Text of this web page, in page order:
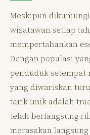
Meskipun
wisatawan setiap
mempertahankan
Dengan populasi
penduduk setempat
yang diwariskan
tarik unik adalah
telah berlangsung
merasakan